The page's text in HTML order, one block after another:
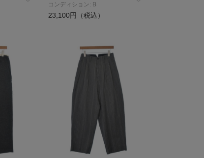
コンディション: B
23,100円（税込）